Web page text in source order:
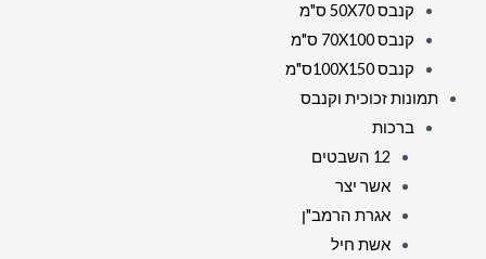
קנבס 50X70 ס"מ
קנבס 70X100 ס"מ
קנבס 100X150ס"מ
תמונות זכוכית וקנבס
ברכות
12 השבטים
אשר יצר
אגרת הרמב"ן
אשת חיל